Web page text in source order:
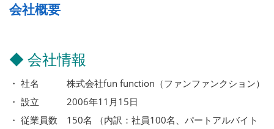
会社概要
◆ 会社情報
・ 社名 株式会社fun function（ファンファンクション）
・ 設立 2006年11月15日
・ 従業員数 150名 （内訳：社員100名、パートアルバイト